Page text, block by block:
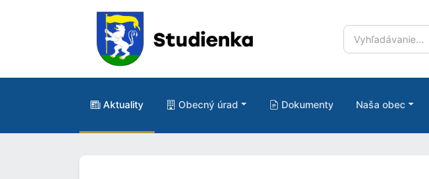
Aktuality Obecný úrad Dokumenty Naša obec